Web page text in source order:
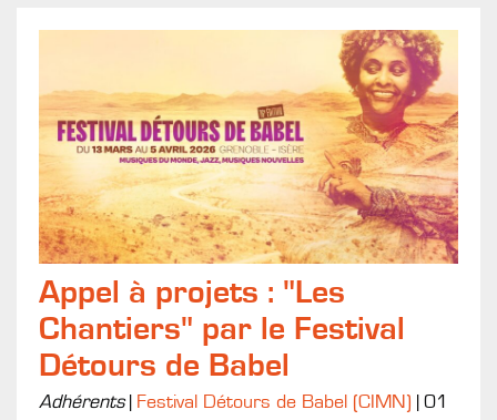
Appel à projets : "Les
Chantiers" par le Festival
Détours de Babel
Adhérents Festival Détours de Babel (CIMN)
01